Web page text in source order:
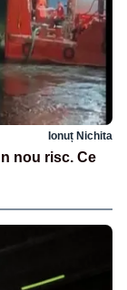
Ionuț Nichita
nou risc. Ce